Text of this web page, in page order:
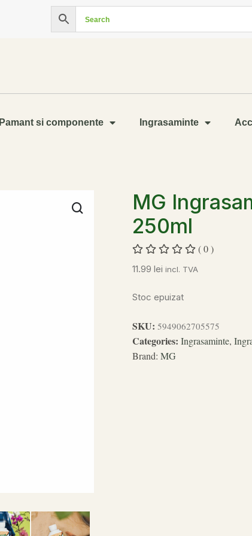
Pamant si componente Ingrasaminte
MG
250ml
( 0 )
11.99 lei incl. TVA
Stoc epuizat
SKU: 5949062705575
Categories: Ingrasaminte,
Brand: MG